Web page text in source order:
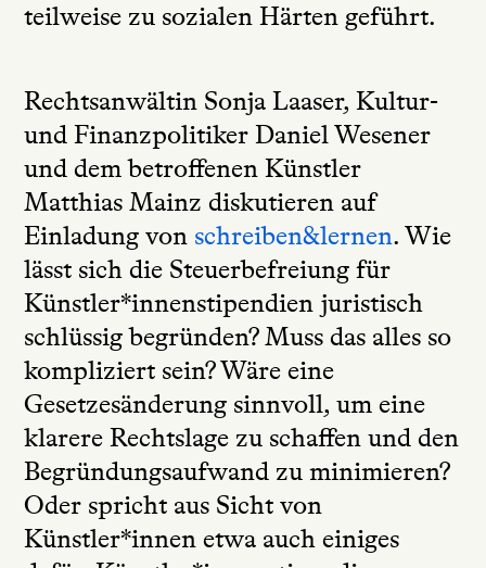
teilweise zu sozialen Härten geführt.
Rechtsanwältin Sonja Laaser, Kultur-
und Finanzpolitiker Daniel Wesener
und dem betroffenen Künstler
Matthias Mainz diskutieren auf
Einladung von schreiben&lernen. Wie
lässt sich die Steuerbefreiung für
Künstler*innenstipendien juristisch
schlüssig begründen? Muss das alles so
kompliziert sein? Wäre eine
Gesetzesänderung sinnvoll, um eine
klarere Rechtslage zu schaffen und den
Begründungsaufwand zu minimieren?
Oder spricht aus Sicht von
Künstler*innen etwa auch einiges